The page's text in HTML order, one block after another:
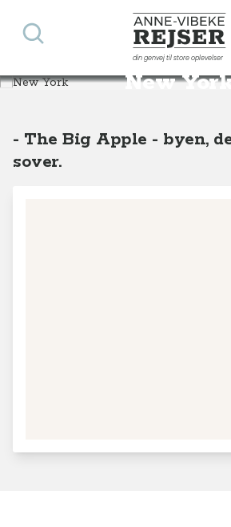
Anne-Vibeke
din genvej til store oplevelser
Søg
New
Destinationer Nordamerika USA New York
- The Big Apple - byen,
sover.